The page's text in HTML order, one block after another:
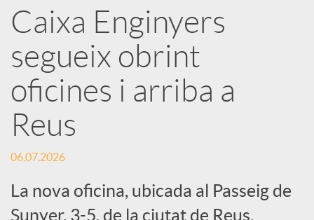
a
r
x
e
s
Caixa Enginyers
segueix obrint
oficines i arriba a
Reus
06.07.2026
La nova oficina, ubicada al Passeig de
Sunyer, 3-5, de la ciutat de Reus,